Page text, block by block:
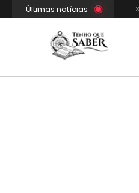
Últimas notícias